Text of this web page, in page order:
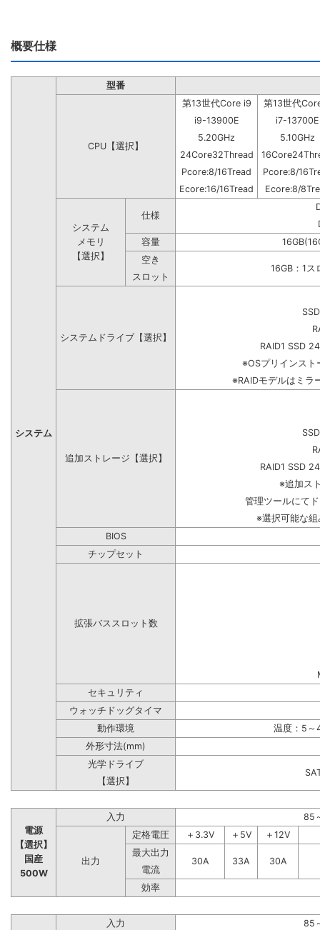
概要仕様
システム
型番
CPU【選択】
第13世代Core i9
第13世代
i9-13900E
i7-13700E
5.20GHz
5.10GHz
24Core32Thread
Pcore:8/16Tread
Pcore:8/
Ecore:16/16Tread
Ecore:8/
システム
メモリ
【選択】
仕様
容量
空き
16GB：1
スロット
システムドライブ【選択】
RAID1 SSD
※OSプリインスト
※RAIDモデルはミラ
追加ストレージ【選択】
RAID1 SSD
※追加ス
管理ツールにて
※選択可能な
BIOS
チップセット
拡張バススロット数
セキュリティ
ウォッチドッグタイマ
動作環境
温度：5
外形寸法(mm)
光学ドライブ
【選択】
電源
【選択】
国産
500W
入力 85
出力
定格電圧 ＋3.3V ＋5V
＋12V
最大出力
30A
33A
30A
電流
効率
入力 85